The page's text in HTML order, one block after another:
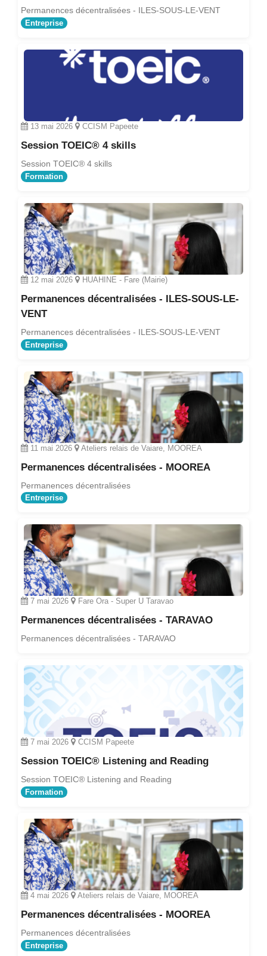
Permanences décentralisées - ILES-SOUS-LE-VENT
Entreprise
13 mai 2026 CCISM Papeete
Session TOEIC® 4 skills
Session TOEIC® 4 skills
Formation
12 mai 2026 HUAHINE - Fare (Mairie)
Permanences décentralisées - ILES-SOUS-LE-
VENT
Permanences décentralisées - ILES-SOUS-LE-VENT
Entreprise
11 mai 2026 Ateliers relais de Vaiare, MOOREA
Permanences décentralisées - MOOREA
Permanences décentralisées
Entreprise
7 mai 2026 Fare Ora - Super U Taravao
Permanences décentralisées - TARAVAO
Permanences décentralisées - TARAVAO
7 mai 2026 CCISM Papeete
Session TOEIC® Listening and Reading
Session TOEIC® Listening and Reading
Formation
4 mai 2026 Ateliers relais de Vaiare, MOOREA
Permanences décentralisées - MOOREA
Permanences décentralisées
Entreprise